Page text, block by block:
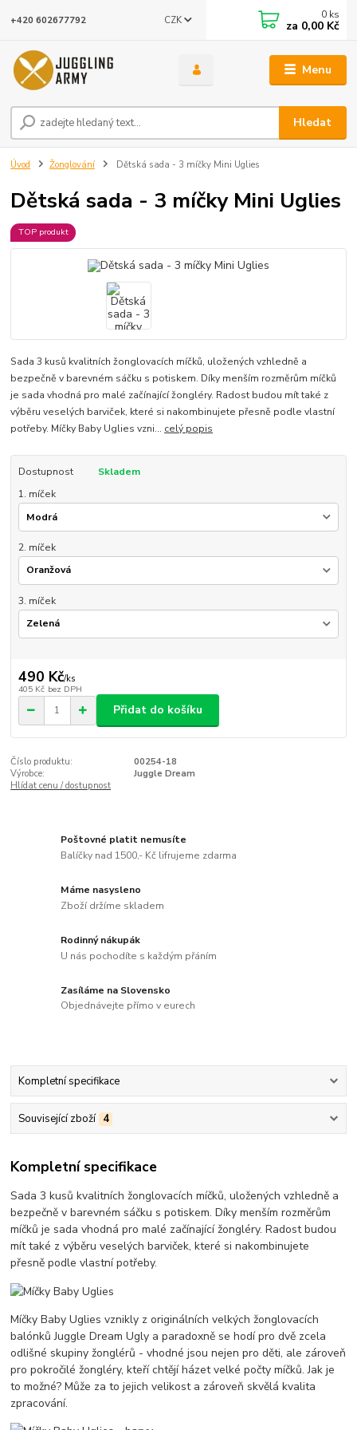
Menu
CZK
Hledat
+420 602677792 0 ks
za 0,00 Kč
Úvod Žonglování Dětská sada - 3 míčky Mini Uglies
Dětská sada - 3 míčky Mini Uglies
TOP produkt
Sada 3 kusů kvalitních žonglovacích míčků, uložených vzhledně a
bezpečně v barevném sáčku s potiskem. Díky menším rozměrům míčků
je sada vhodná pro malé začínající žongléry. Radost budou mít také z
výběru veselých barviček, které si nakombinujete přesně podle vlastní
potřeby. Míčky Baby Uglies vzni... celý popis
Dostupnost
Skladem
1. míček
2. míček
3. míček
490 Kč/ks
405 Kč bez DPH
Přidat do košíku
Číslo produktu:
00254-18
Výrobce:
Juggle Dream
Hlídat cenu / dostupnost
Poštovné platit nemusíte
Balíčky nad 1500,- Kč lifrujeme zdarma
Máme nasysleno
Zboží držíme skladem
Rodinný nákupák
U nás pochodíte s každým přáním
Zasíláme na Slovensko
Objednávejte přímo v eurech
Kompletní specifikace
Související zboží 4
Kompletní specifikace
Sada 3 kusů kvalitních žonglovacích míčků, uložených vzhledně a
bezpečně v barevném sáčku s potiskem. Díky menším rozměrům
míčků je sada vhodná pro malé začínající žongléry. Radost budou
mít také z výběru veselých barviček, které si nakombinujete
přesně podle vlastní potřeby.
Míčky Baby Uglies vznikly z originálních velkých žonglovacích
balónků Juggle Dream Ugly a paradoxně se hodí pro dvě zcela
odlišné skupiny žonglérů - vhodné jsou nejen pro děti, ale zároveň
pro pokročilé žongléry, kteří chtějí házet velké počty míčků. Jak je
to možné? Může za to jejich velikost a zároveň skvělá kvalita
zpracování.